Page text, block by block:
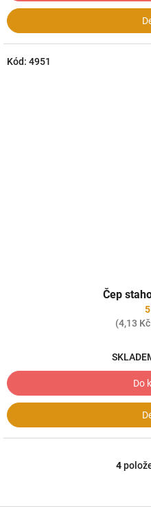
Čep
(4,13
Do
Kód: 4951
4